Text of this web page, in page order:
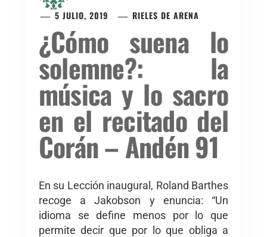
5 JULIO, 2019
RIELES DE ARENA
¿Cómo suena lo
solemne?: la
música y lo sacro
en el recitado del
Corán – Andén 91
En su Lección inaugural, Roland Barthes
recoge a Jakobson y enuncia: “Un
idioma se define menos por lo que
permite decir que por lo que obliga a